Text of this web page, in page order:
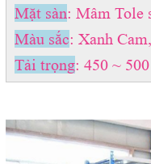
Mặt sàn: Mâm Tole
Màu sắc: Xanh
Tải trọng: 450 ~